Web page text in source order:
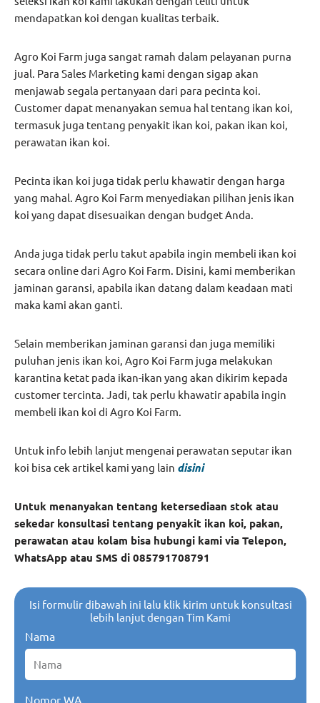
mendapatkan koi dengan kualitas terbaik.
Agro Koi Farm juga sangat ramah dalam pelayanan purna
jual. Para Sales Marketing kami dengan sigap akan
menjawab segala pertanyaan dari para pecinta koi.
Customer dapat menanyakan semua hal tentang ikan koi,
termasuk juga tentang penyakit ikan koi, pakan ikan koi,
perawatan ikan koi.
Pecinta ikan koi juga tidak perlu khawatir dengan harga
yang mahal. Agro Koi Farm menyediakan pilihan jenis ikan
koi yang dapat disesuaikan dengan budget Anda.
Anda juga tidak perlu takut apabila ingin membeli ikan koi
secara online dari Agro Koi Farm. Disini, kami memberikan
jaminan garansi, apabila ikan datang dalam keadaan mati
maka kami akan ganti.
Selain memberikan jaminan garansi dan juga memiliki
puluhan jenis ikan koi, Agro Koi Farm juga melakukan
karantina ketat pada ikan-ikan yang akan dikirim kepada
customer tercinta. Jadi, tak perlu khawatir apabila ingin
membeli ikan koi di Agro Koi Farm.
Untuk info lebih lanjut mengenai perawatan seputar ikan
koi bisa cek artikel kami yang lain disini
Untuk menanyakan tentang ketersediaan stok atau
sekedar konsultasi tentang penyakit ikan koi, pakan,
perawatan atau kolam bisa hubungi kami via Telepon,
WhatsApp atau SMS di 085791708791
Isi formulir dibawah ini lalu klik kirim untuk konsultasi
lebih lanjut dengan Tim Kami
Nama
Nomor WA